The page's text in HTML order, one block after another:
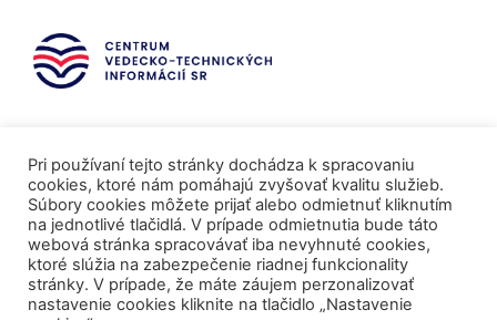
Pri používaní tejto stránky dochádza k spracovaniu
cookies, ktoré nám pomáhajú zvyšovať kvalitu služieb.
Súbory cookies môžete prijať alebo odmietnuť kliknutím
na jednotlivé tlačidlá. V prípade odmietnutia bude táto
webová stránka spracovávať iba nevyhnuté cookies,
ktoré slúžia na zabezpečenie riadnej funkcionality
stránky. V prípade, že máte záujem perzonalizovať
nastavenie cookies kliknite na tlačidlo „Nastavenie